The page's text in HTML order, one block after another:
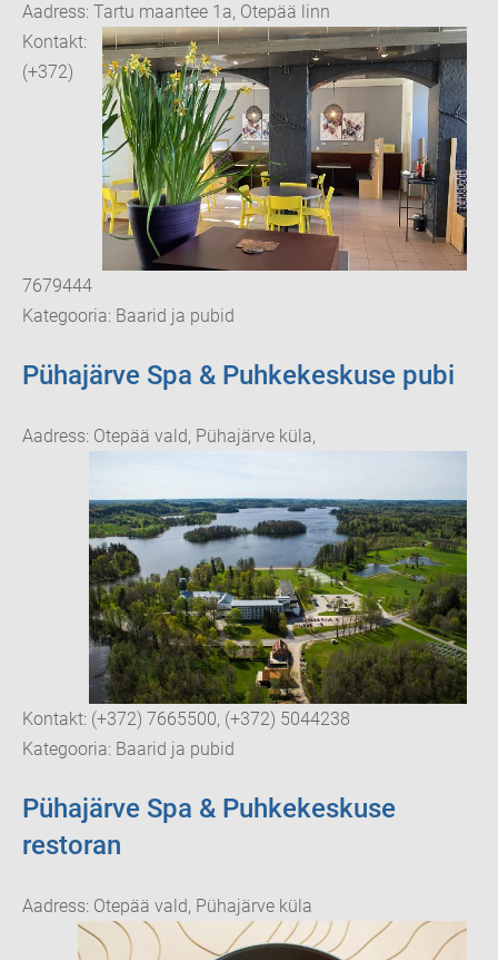
Aadress: Tartu maantee 1a, Otepää linn
Kontakt:
(+372)
7679444
Kategooria: Baarid ja pubid
Pühajärve Spa & Puhkekeskuse pubi
Aadress: Otepää vald, Pühajärve küla,
Kontakt: (+372) 7665500, (+372) 5044238
Kategooria: Baarid ja pubid
Pühajärve Spa & Puhkekeskuse
restoran
Aadress: Otepää vald, Pühajärve küla